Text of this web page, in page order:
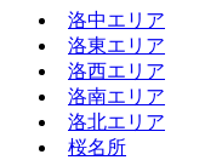
洛中エリア
洛東エリア
洛西エリア
洛南エリア
洛北エリア
桜名所